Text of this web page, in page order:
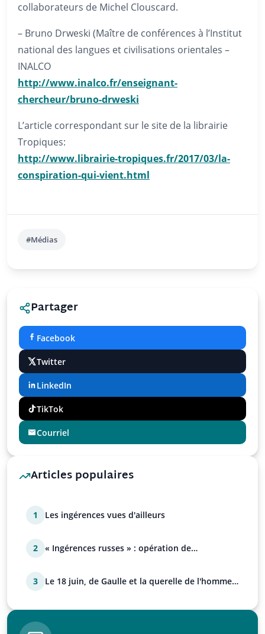
collaborateurs de Michel Clouscard.
– Bruno Drweski (Maître de conférences à l’Institut
national des langues et civilisations orientales –
INALCO
http://www.inalco.fr/enseignant-
chercheur/bruno-drweski
L’article correspondant sur le site de la librairie
Tropiques:
http://www.librairie-tropiques.fr/2017/03/la-
conspiration-qui-vient.html
#Médias
Partager
Facebook
Twitter
LinkedIn
TikTok
Courriel
Articles populaires
1 Les ingérences vues d'ailleurs
2
« Ingérences russes » : opération de
3
Le 18 juin, de Gaulle et la querelle de l'homme